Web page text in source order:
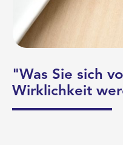
Was Sie sich
Wirklichkeit